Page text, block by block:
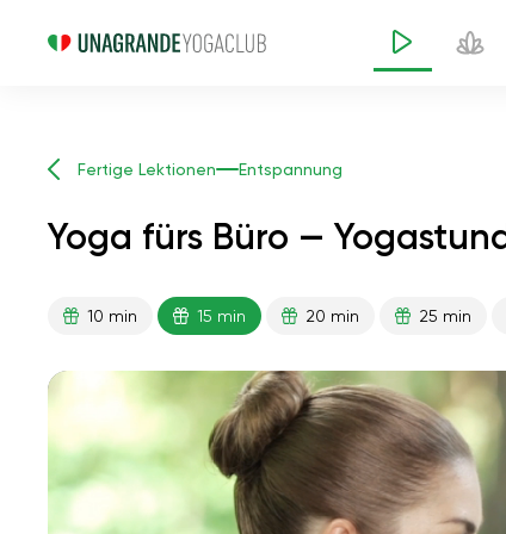
Fertige Lektionen Entspannung
Yoga fürs Büro —
10 min 15 min 20 min 25 min